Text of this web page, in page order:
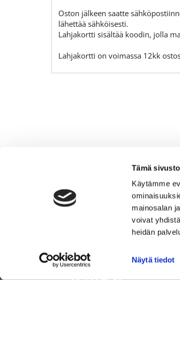
Tämä
Käytämme
mainosalan
voivat
heidän
Näytä tiedot
Oston jälkeen saatte
lähettää sähköisesti.
Lahjakortti sisältää koodin, jolla
Lahjakortti on voimassa 12kk